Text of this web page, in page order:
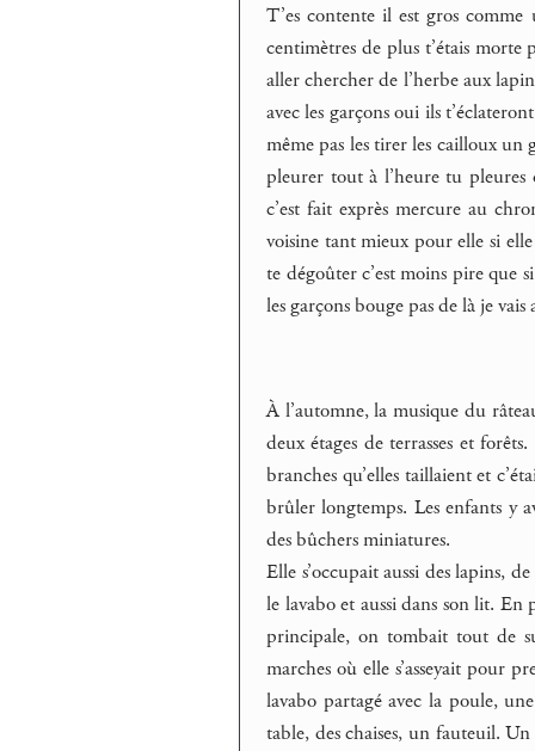
T’es contente il est gros
centimètres de plus t’étais
aller chercher de l’herbe aux
avec les garçons oui ils
même pas les tirer les cailloux un
pleurer tout à l’heure tu pleures
c’est fait exprès mercure au
voisine tant mieux pour elle si
te dégoûter c’est moins pire que
les garçons bouge pas de là je
À l’automne, la musique du
deux étages de terrasses et
branches qu’elles taillaient et
brûler longtemps. Les enfants y
des bûchers miniatures.
Elle s’occupait aussi des lapins,
le lavabo et aussi dans son lit.
principale, on tombait tout de
marches où elle s’asseyait pour
lavabo partagé avec la poule,
table, des chaises, un fauteuil.